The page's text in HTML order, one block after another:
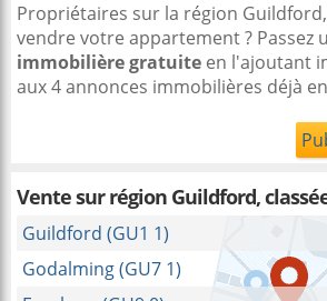
Propriétaires sur la région
vendre votre appartement ? Passez
immobilière gratuite en l'ajoutant
aux 4 annonces immobilières déjà
Vente sur région Guildford,
Guildford (GU1 1)
Godalming (GU7 1)